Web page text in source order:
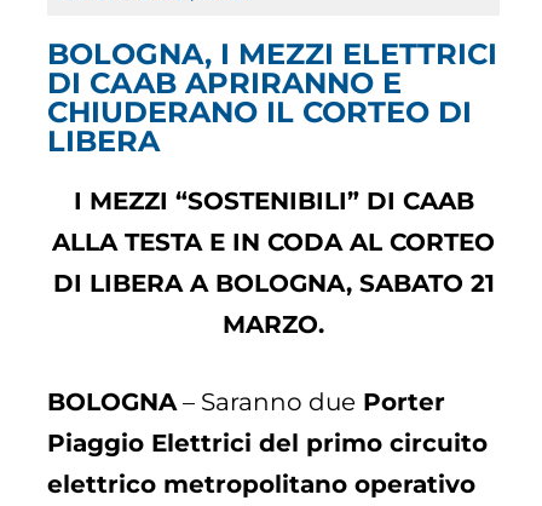
BOLOGNA, I MEZZI ELETTRICI
DI CAAB APRIRANNO E
CHIUDERANO IL CORTEO DI
LIBERA
I MEZZI “SOSTENIBILI” DI CAAB
ALLA TESTA E IN CODA AL CORTEO
DI LIBERA A BOLOGNA, SABATO 21
MARZO.
BOLOGNA– Saranno due Porter
Piaggio Elettrici del primocircuito
elettrico metropolitano operativo